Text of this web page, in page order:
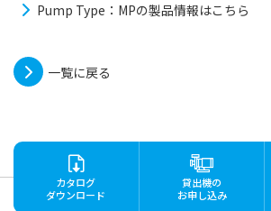
Pump Type：MPの製品情報はこちら
一覧に戻る
カタログ
ダウンロード
貸出機の
お申し込み